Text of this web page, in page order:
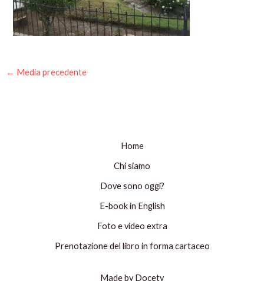
← Media precedente
Home
Chi siamo
Dove sono oggi?
E-book in English
Foto e video extra
Prenotazione del libro in forma cartaceo
Made by Docety